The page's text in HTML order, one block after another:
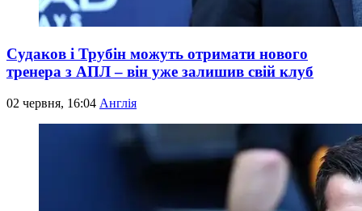
Судаков і Трубін можуть отримати нового
тренера з АПЛ – він уже залишив свій клуб
02 червня, 16:04 Англія